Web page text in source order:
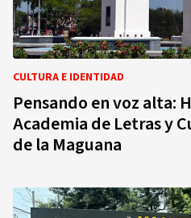
CULTURA E IDENTIDAD
Pensando en voz alta:
Academia de Letras y
de la Maguana